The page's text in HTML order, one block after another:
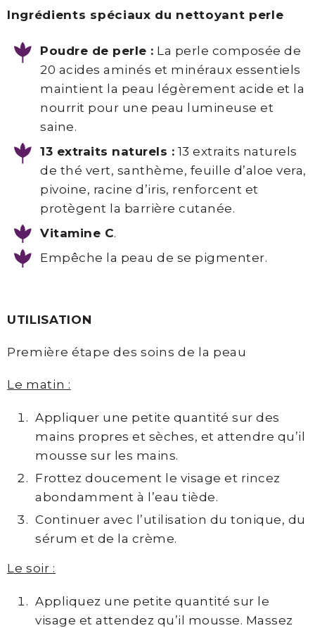
Ingrédients spéciaux du nettoyant perle
Poudre de perle : La perle composée de
20 acides aminés et minéraux essentiels
maintient la peau légèrement acide et la
nourrit pour une peau lumineuse et
saine.
13 extraits naturels : 13 extraits naturels
de thé vert, santhème, feuille d’aloe vera,
pivoine, racine d’iris, renforcent et
protègent la barrière cutanée.
Vitamine C.
Empêche la peau de se pigmenter.
UTILISATION
Première étape des soins de la peau
Le matin :
Appliquer une petite quantité sur des
mains propres et sèches, et attendre qu’il
mousse sur les mains.
Frottez doucement le visage et rincez
abondamment à l’eau tiède.
Continuer avec l’utilisation du tonique, du
sérum et de la crème.
Le soir :
Appliquez une petite quantité sur le
visage et attendez qu’il mousse. Massez